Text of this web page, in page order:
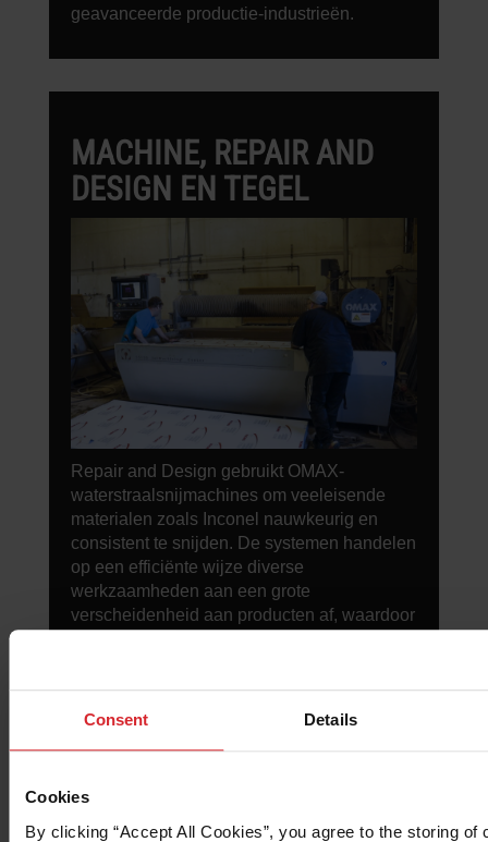
Consent Details
Cookies
By clicking “Accept All Cookies”, you agree to the storing of
geavanceerde productie-industrieën.
MACHINE, REPAIR AND
DESIGN EN TEGEL
Repair and Design gebruikt OMAX-
waterstraalsnijmachines om veeleisende
materialen zoals Inconel nauwkeurig en
consistent te snijden. De systemen handelen
op een efficiënte wijze diverse
werkzaamheden aan een grote
verscheidenheid aan producten af, waardoor
onderdelen die de OMAX-machineproductie
ondersteunen.